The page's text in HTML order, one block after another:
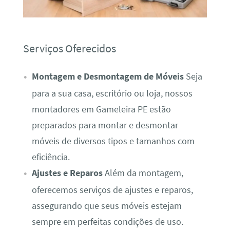
Serviços Oferecidos
Montagem e Desmontagem de MóveisSeja
para a sua casa, escritório ou loja, nossos
montadores em Gameleira PE estão
preparados para montar e desmontar
móveis de diversos tipos e tamanhos com
eficiência.
Ajustes e ReparosAlém da montagem,
oferecemos serviços de ajustes e reparos,
assegurando que seus móveis estejam
sempre em perfeitas condições de uso.